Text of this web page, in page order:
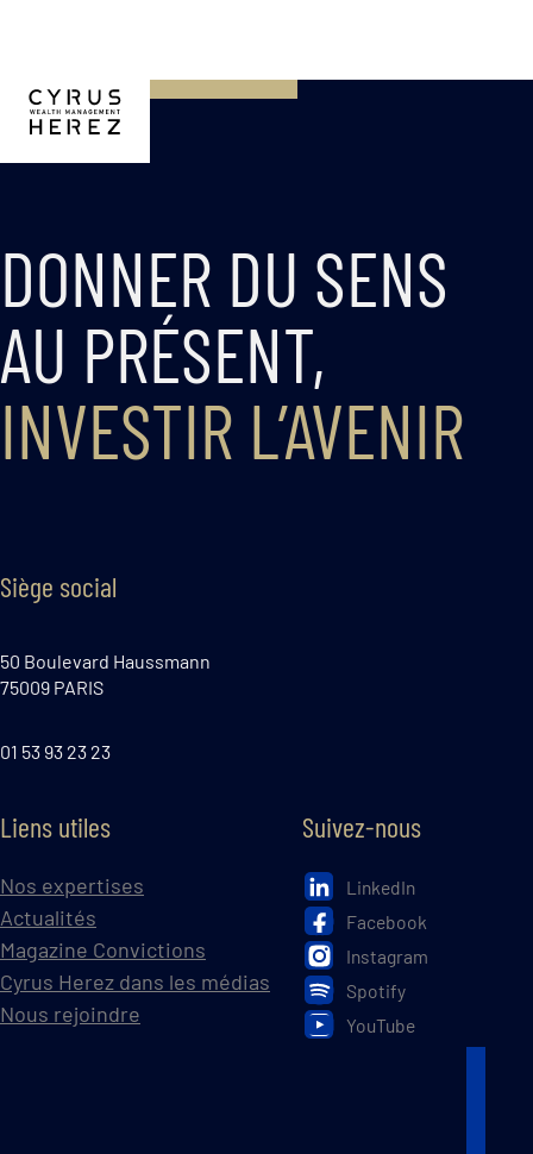
DONNER DU SENS
AU PRÉSENT,
INVESTIR L’AVENIR
Siège social
50 Boulevard Haussmann
75009 PARIS
01 53 93 23 23
Liens utiles
Nos expertises
Actualités
Magazine Convictions
Cyrus Herez dans les médias
Nous rejoindre
Suivez-nous
LinkedIn
Facebook
Instagram
Spotify
YouTube